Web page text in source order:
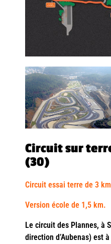
Circuit sur
(30)
Circuit essai terre de 3
Version école de 1,5 km.
Le circuit des Plannes, à
direction d’Aubenas) est